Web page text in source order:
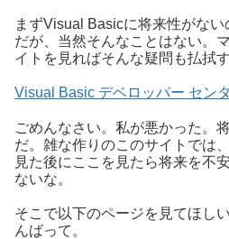
まずVisual Basicに将来性がな
だが、当然そんなことはない。
イトを見ればそんな疑問も払拭
Visual Basic デベロッパー セン
ごめんなさい。私が悪かった。
だ。雑な作りのこのサイトでは
見た後にここを見たら将来を不
ないな。
そこで以下のページを見てほし
んばって。